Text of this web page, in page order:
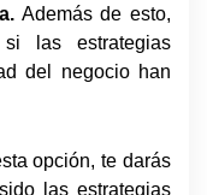
Además de esto,
las estrategias
del negocio han
opción, te darás
las estrategias